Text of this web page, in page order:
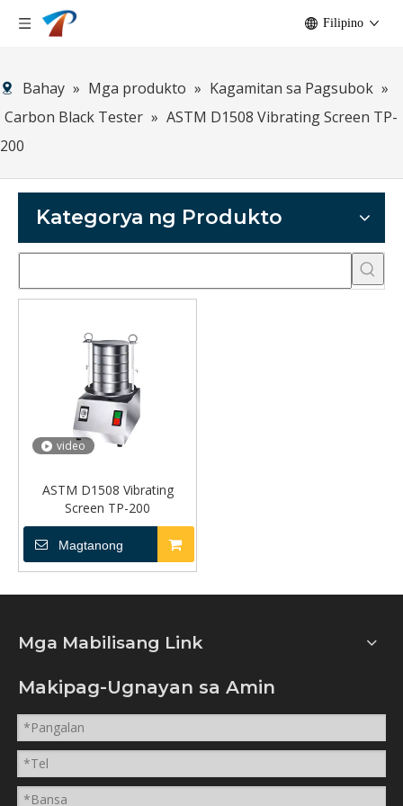
Filipino
Bahay » Mga produkto » Kagamitan sa Pagsubok »
Carbon Black Tester » ASTM D1508 Vibrating Screen TP-
200
Kategorya ng Produkto
video
ASTM D1508 Vibrating
Screen TP-200
Magtanong
Mga Mabilisang Link
Makipag-Ugnayan sa Amin